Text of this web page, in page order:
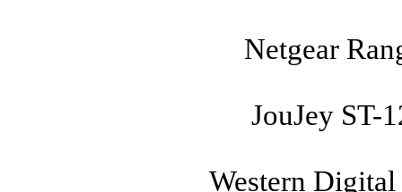
Netgear
JouJey ST-
Western